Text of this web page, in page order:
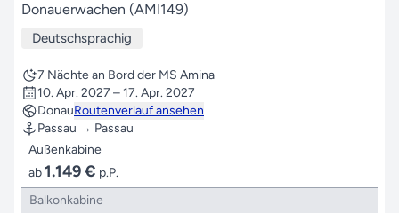
Donauerwachen (AMI149)
Deutschsprachig
7 Nächte an Bord der MS Amina
10. Apr. 2027 – 17. Apr. 2027
DonauRoutenverlauf ansehen
Passau → Passau
Außenkabine
ab1.149 € p.P.
Balkonkabine